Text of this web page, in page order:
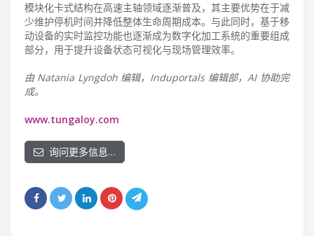
模块化卡式结构在高速主轴领域逐渐普及，其主要优势在于减
少维护停机时间并降低整体生命周期成本。与此同时，基于移
动设备的实时监控功能也逐渐成为数字化加工系统的重要组成
部分，用于提升设备状态可视化与现场管理效率。
由 Natania Lyngdoh 编辑，Induportals 编辑部，AI 协助完
成。
www.tungaloy.com
询问更多信息…